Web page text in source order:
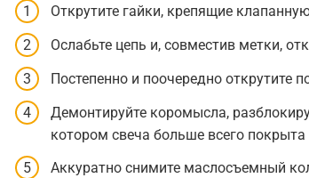
Открутите гайки, крепящие
Ослабьте цепь и, совместив метки,
Постепенно и поочередно открутите
Демонтируйте коромысла,
котором свеча больше всего
Аккуратно снимите маслосъемный